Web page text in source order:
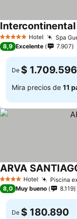
5 Estrellas Hotel Spa
Ver precios
8,9 Excelente 7.907
De $ 1.709.596
Mira precios de 11
4 EstrellasHotel Piscina
ARVA
8,0 Muy bueno 8.119
De $ 180.890